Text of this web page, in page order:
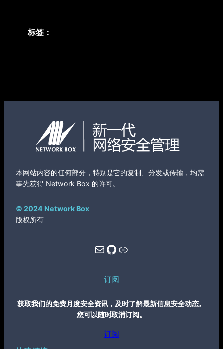
标签：
本网站内容的任何部分，特别是它的复制、分发或传输，均需
事先获得 Network Box 的许可。
© 2024 Network Box
版权所有
Mail GitHub Link
订阅
获取我们的免费月度安全资讯，及时了解最新信息安全动态。
您可以随时取消订阅。
订阅